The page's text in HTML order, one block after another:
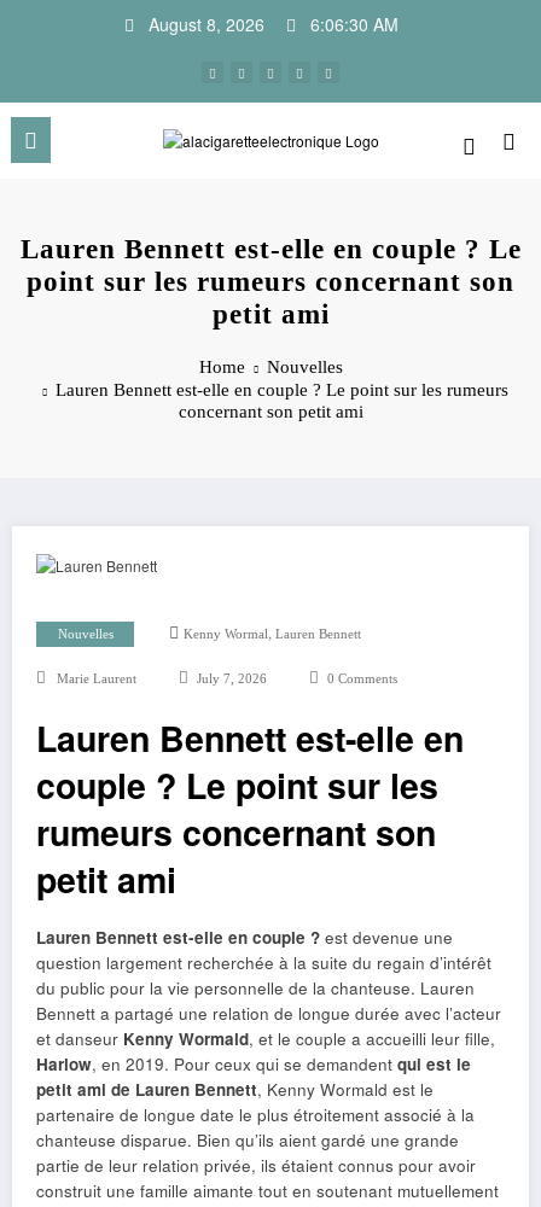
August 8, 2026 6:06:30 AM
Lauren Bennett est-elle en couple ? Le
point sur les rumeurs concernant son
petit ami
Home
Nouvelles
Lauren Bennett est-elle en couple ? Le point sur les rumeurs
concernant son petit ami
Nouvelles Kenny Wormal , Lauren Bennett
Marie Laurent July 7, 2026 0 Comments
Lauren Bennett est-elle en
couple ? Le point sur les
rumeurs concernant son
petit ami
Lauren Bennett est-elle en couple ? est devenue une
question largement recherchée à la suite du regain d’intérêt
du public pour la vie personnelle de la chanteuse. Lauren
Bennett a partagé une relation de longue durée avec l’acteur
et danseur Kenny Wormald, et le couple a accueilli leur fille,
Harlow, en 2019. Pour ceux qui se demandent qui est le
petit ami de Lauren Bennett, Kenny Wormald est le
partenaire de longue date le plus étroitement associé à la
chanteuse disparue. Bien qu’ils aient gardé une grande
partie de leur relation privée, ils étaient connus pour avoir
construit une famille aimante tout en soutenant mutuellement